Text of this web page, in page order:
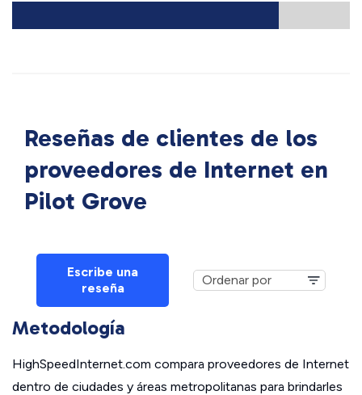
Reseñas de clientes de los
proveedores de Internet en
Pilot Grove
Escribe una
reseña
Metodología
HighSpeedInternet.com compara proveedores de Internet
dentro de ciudades y áreas metropolitanas para brindarles